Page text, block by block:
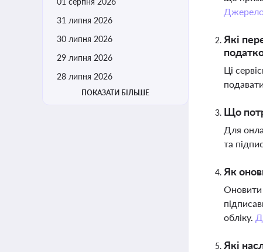
31 липня 2026
30 липня 2026
29 липня 2026
28 липня 2026
ПОКАЗАТИ БІЛЬШЕ
Які
Ці
Що
Для
та
Як
Оновити
обліку.
Які